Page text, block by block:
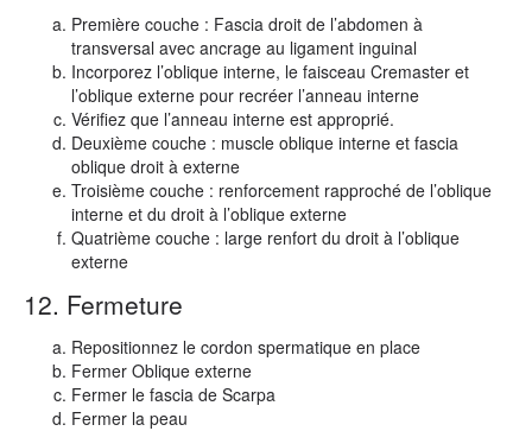
Première couche : Fascia droit de l’abdomen à
transversal avec ancrage au ligament inguinal
Incorporez l’oblique interne, le faisceau Cremaster et
l’oblique externe pour recréer l’anneau interne
Vérifiez que l’anneau interne est approprié.
Deuxième couche : muscle oblique interne et fascia
oblique droit à externe
Troisième couche : renforcement rapproché de l’oblique
interne et du droit à l’oblique externe
Quatrième couche : large renfort du droit à l’oblique
externe
12. Fermeture
Repositionnez le cordon spermatique en place
Fermer Oblique externe
Fermer le fascia de Scarpa
Fermer la peau